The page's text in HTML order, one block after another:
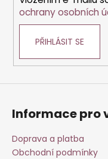
ochrany osobních
PŘIHLÁSIT SE
Informace pro
Doprava a platba
Obchodní podmínky